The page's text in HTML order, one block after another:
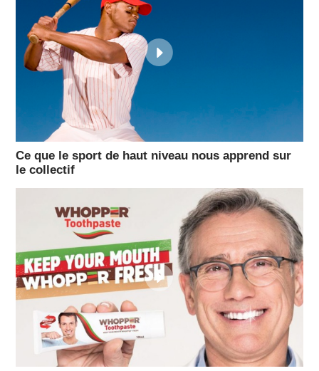
Ce que le sport de haut niveau nous apprend sur
le collectif